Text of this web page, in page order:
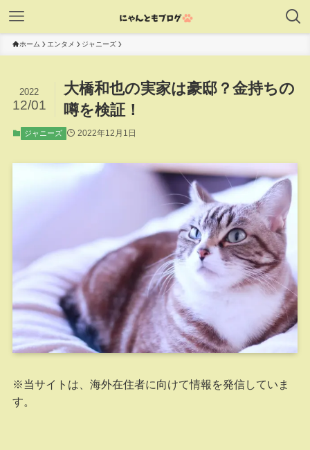
ホーム エンタメ ジャニーズ
大橋和也の実家は豪邸？金持ちの
噂を検証！
2022
12/01
ジャニーズ 2022年12月1日
※当サイトは、海外在住者に向けて情報を発信していま
す。